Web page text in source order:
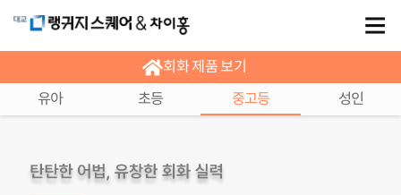
회화 제품 보기
유아
초등 중고등 성인